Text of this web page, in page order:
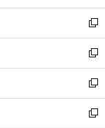
開
く
ウ
で
開
く
ン
ド
ウ
で
開
く
ウ
ィ
ン
ド
ウ
で
開
く
新
し
い
ウ
ィ
ン
ド
新
し
い
ウ
ィ
新
し
い
新